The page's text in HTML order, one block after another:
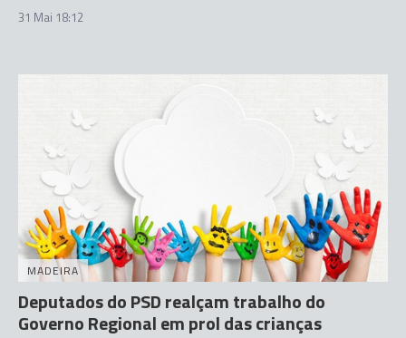
31 Mai 18:12
MADEIRA
Deputados do PSD realçam trabalho do
Governo Regional em prol das crianças